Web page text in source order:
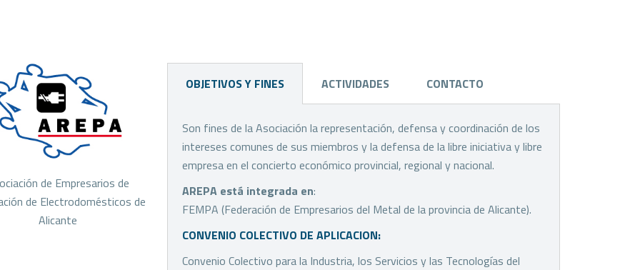
de Empresarios de
de Electrodomésticos de
Alicante
OBJETIVOS Y FINES ACTIVIDADES CONTACTO
Son fines de la Asociación la representación, defensa y coordinación de los
intereses comunes de sus miembros y la defensa de la libre iniciativa y libre
empresa en el concierto económico provincial, regional y nacional.
AREPA está integrada en:
FEMPA (Federación de Empresarios del Metal de la provincia de Alicante).
CONVENIO COLECTIVO DE APLICACION:
Convenio Colectivo para la Industria, los Servicios y las Tecnologías del